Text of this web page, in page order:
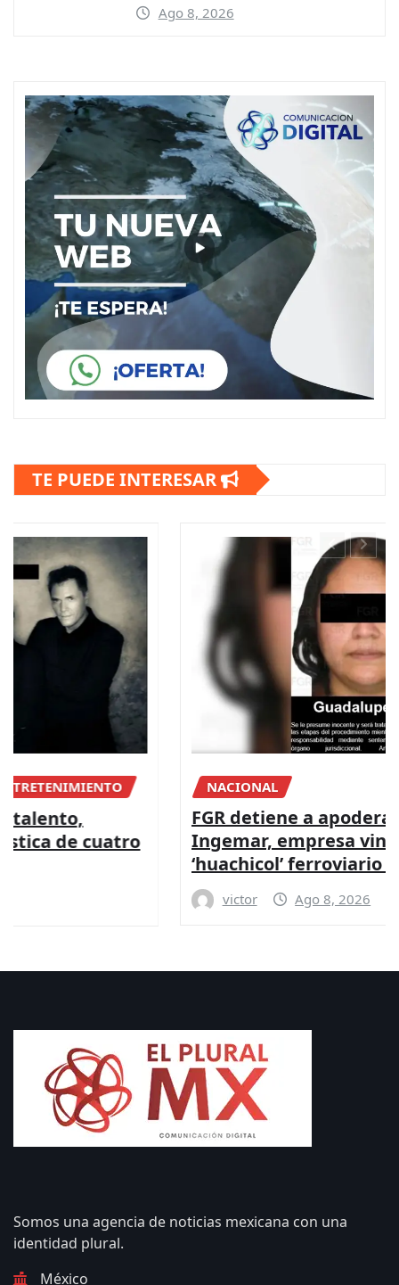
Ago 8, 2026
TE PUEDE INTERESAR
NACIONAL
FGR detiene a apoderada legal de
Ingemar, empresa vinculada a red de
‘huachicol’ ferroviario de Ernesto Ruffo
Ago 8, 2026
Somos una agencia de noticias mexicana con una
identidad plural.
México